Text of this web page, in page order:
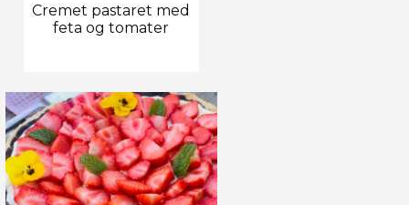
Cremet pastaret med
feta og tomater